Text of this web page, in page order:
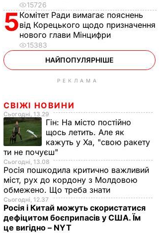
15726
5Комітет Ради вимагає пояснень
від Корецького щодо призначення
нового глави Мінцифри
15383
НАЙПОПУЛЯРНІШЕ
РЕКЛАМА
СВІЖІ НОВИНИ
Сьогодні, 13.29
Гін: На місто постійно
щось летить. Але як
кажуть у Ха, "свою ракету
ти не почуєш"
Сьогодні, 13.08
Росія пошкодила критично важливий
міст, рух до кордону з Молдовою
обмежено. Що треба знати
Сьогодні, 12.37
Росія і Китай можуть скористатися
дефіцитом боєприпасів у США. Їм
це вигідно – NYT